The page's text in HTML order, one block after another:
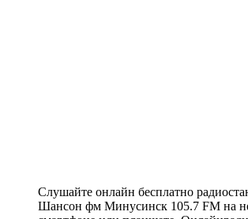
Слушайте онлайн бесплатно
Шансон фм Минусинск 105.7 FM на